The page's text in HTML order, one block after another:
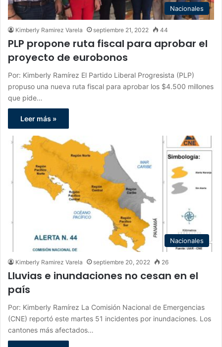
Nacionales
Kimberly Ramirez Varela septiembre 21, 2022 44
PLP propone ruta fiscal para aprobar el
proyecto de eurobonos
Por: Kimberly Ramírez El Partido Liberal Progresista (PLP)
propuso una nueva ruta fiscal para aprobar los $4.500 millones
que pide…
Leer más »
Nacionales
Kimberly Ramirez Varela septiembre 20, 2022 26
Lluvias e inundaciones no cesan en el
país
Por: Kimberly Ramírez La Comisión Nacional de Emergencias
(CNE) reportó este martes 51 incidentes por inundaciones. Los
cantones más afectados…